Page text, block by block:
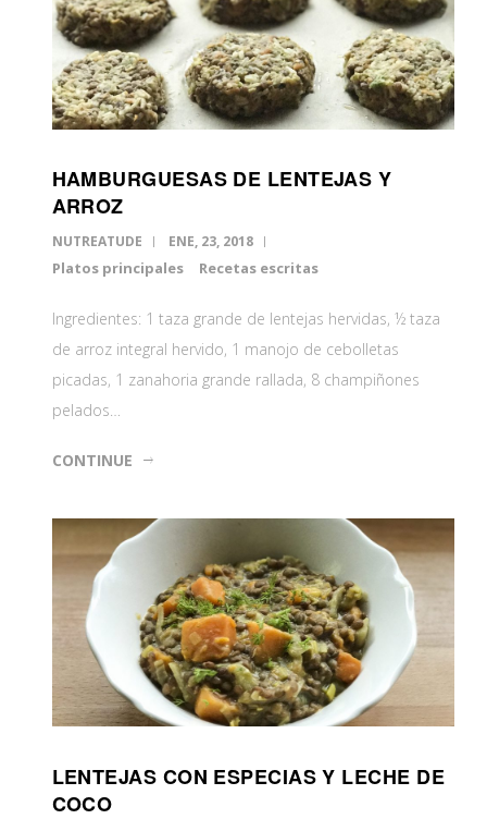
HAMBURGUESAS DE LENTEJAS Y
ARROZ
NUTREATUDE ENE, 23, 2018
Platos principales Recetas escritas
Ingredientes: 1 taza grande de lentejas hervidas, ½ taza
de arroz integral hervido, 1 manojo de cebolletas
picadas, 1 zanahoria grande rallada, 8 champiñones
pelados…
CONTINUE
LENTEJAS CON ESPECIAS Y LECHE DE
COCO